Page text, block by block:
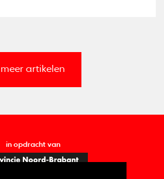
meer artikelen
in opdracht van